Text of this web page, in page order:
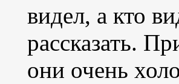
видел, а кто
рассказать.
они очень